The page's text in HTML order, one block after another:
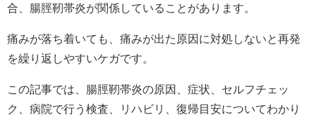
合、腸脛靭帯炎が関係していることがあります。
痛みが落ち着いても、痛みが出た原因に対処しないと再発
を繰り返しやすいケガです。
この記事では、腸脛靭帯炎の原因、症状、セルフチェッ
ク、病院で行う検査、リハビリ、復帰目安についてわかり